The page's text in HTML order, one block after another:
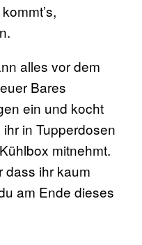
alles vor dem
Bares
ein und kocht
in Tupperdosen
mitnehmt.
dass ihr kaum
am Ende dieses